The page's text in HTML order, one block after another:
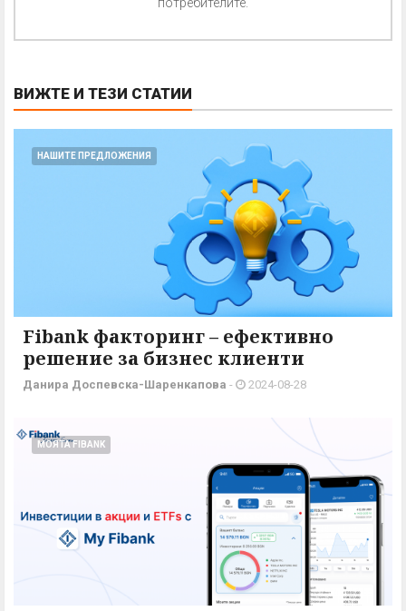
ВИЖТЕ И ТЕЗИ СТАТИИ
НАШИТЕ ПРЕДЛОЖЕНИЯ
Fibank факторинг – ефективно
решение за бизнес клиенти
Данира Доспевска-Шаренкапова - 2024-08-28
МОЯТА FIBANK